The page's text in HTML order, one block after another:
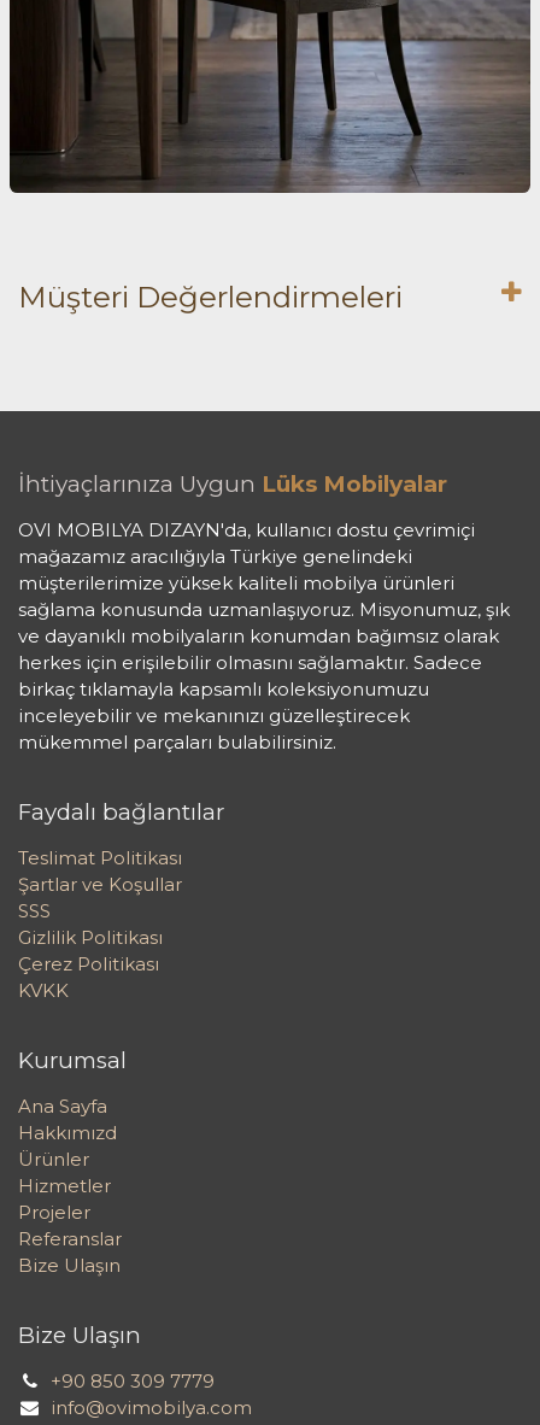
Müşteri Değerlendirmeleri
İhtiyaçlarınıza Uygun Lüks Mobilyalar
OVI MOBILYA DIZAYN'da, kullanıcı dostu çevrimiçi
mağazamız aracılığıyla Türkiye genelindeki
müşterilerimize yüksek kaliteli mobilya ürünleri
sağlama konusunda uzmanlaşıyoruz. Misyonumuz, şık
ve dayanıklı mobilyaların konumdan bağımsız olarak
herkes için erişilebilir olmasını sağlamaktır. Sadece
birkaç tıklamayla kapsamlı koleksiyonumuzu
inceleyebilir ve mekanınızı güzelleştirecek
mükemmel parçaları bulabilirsiniz.
Bize Ulaşın
+90 850 309 7779
info@ovimobilya.com
Faydalı bağlantılar
Teslimat Politikası
Şartlar ve Koşullar
SSS
Gizlilik Politikası
Çerez Politikası
KVKK
Kurumsal
Ana Sayfa
Hakkımızd
Ürünler
Hizmetler
Projeler
Referanslar
Bize Ulaşın